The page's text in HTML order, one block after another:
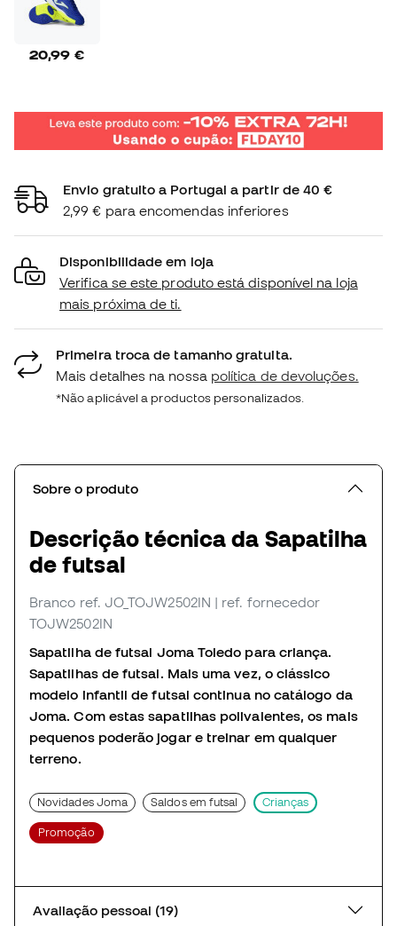
20,99 €
Envio gratuito a Portugal a partir de 40 €
2,99 € para encomendas inferiores
Disponibilidade em loja
Verifica se este produto está disponível na loja
mais próxima de ti.
Primeira troca de tamanho gratuita.
Mais detalhes na nossa política de devoluções.
*Não aplicável a productos personalizados.
Sobre o produto
Descrição técnica da Sapatilha
de futsal
Branco ref. JO_TOJW2502IN | ref. fornecedor
TOJW2502IN
Sapatilha de futsal Joma Toledo para criança.
Sapatilhas de futsal. Mais uma vez, o clássico
modelo infantil de futsal continua no catálogo da
Joma. Com estas sapatilhas polivalentes, os mais
pequenos poderão jogar e treinar em qualquer
terreno.
Novidades Joma Saldos em futsal Crianças
Promoção
Avaliação pessoal (19)